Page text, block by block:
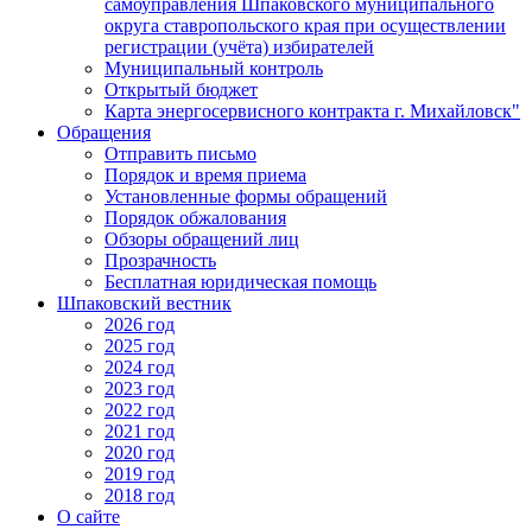
самоуправления Шпаковского муниципального
округа ставропольского края при осуществлении
регистрации (учёта) избирателей
Муниципальный контроль
Открытый бюджет
Карта энергосервисного контракта г. Михайловск"
Обращения
Отправить письмо
Порядок и время приема
Установленные формы обращений
Порядок обжалования
Обзоры обращений лиц
Прозрачность
Бесплатная юридическая помощь
Шпаковский вестник
2026 год
2025 год
2024 год
2023 год
2022 год
2021 год
2020 год
2019 год
2018 год
О сайте